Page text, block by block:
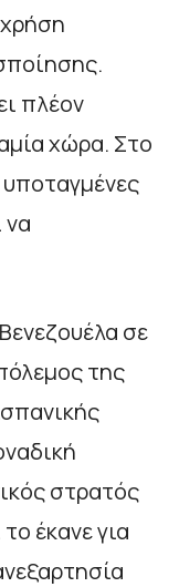
πλέον
χώρα. Στο
σε
της
στρατός
έκανε για